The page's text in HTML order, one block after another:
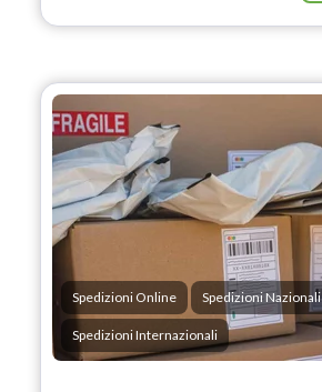
Spedizioni Online Spedizioni Nazionali
Spedizioni Internazionali